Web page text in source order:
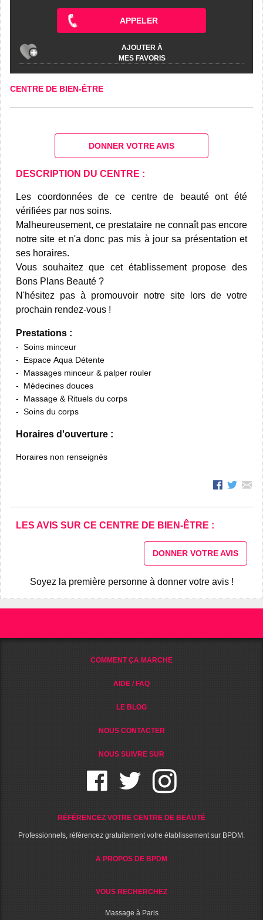
APPELER
AJOUTER À
MES FAVORIS
CENTRE DE BIEN-ÊTRE
DONNER VOTRE AVIS
DESCRIPTION DU CENTRE :
Les coordonnées de ce centre de beauté ont été
vérifiées par nos soins.
Malheureusement, ce prestataire ne connaît pas encore
notre site et n'a donc pas mis à jour sa présentation et
ses horaires.
Vous souhaitez que cet établissement propose des
Bons Plans Beauté ?
N'hésitez pas à promouvoir notre site lors de votre
prochain rendez-vous !
Prestations :
Soins minceur
Espace Aqua Détente
Massages minceur & palper rouler
Médecines douces
Massage & Rituels du corps
Soins du corps
Horaires d'ouverture :
Horaires non renseignés
LES AVIS SUR CE CENTRE DE BIEN-ÊTRE :
DONNER VOTRE AVIS
Soyez la première personne à donner votre avis !
COMMENT ÇA MARCHE
AIDE / FAQ
LE BLOG
NOUS CONTACTER
NOUS SUIVRE SUR
RÉFÉRENCEZ VOTRE CENTRE DE BEAUTÉ
Professionnels, référencez gratuitement votre établissement sur BPDM.
A PROPOS DE BPDM
VOUS RECHERCHEZ
Massage à Paris